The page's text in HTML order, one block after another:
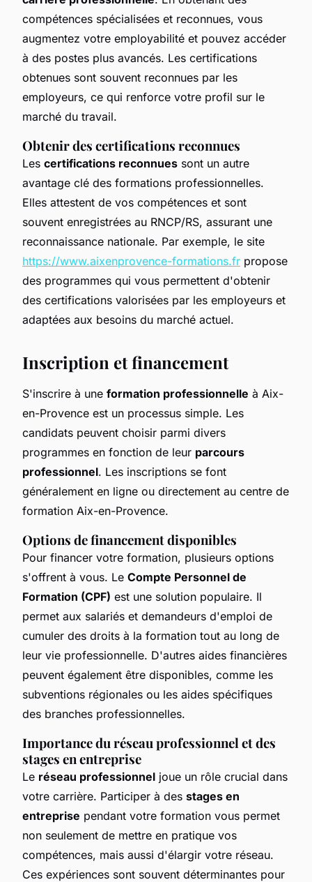
compétences spécialisées et reconnues, vous
augmentez votre employabilité et pouvez accéder
à des postes plus avancés. Les certifications
obtenues sont souvent reconnues par les
employeurs, ce qui renforce votre profil sur le
marché du travail.
Obtenir des certifications reconnues
Les certifications reconnues sont un autre
avantage clé des formations professionnelles.
Elles attestent de vos compétences et sont
souvent enregistrées au RNCP/RS, assurant une
reconnaissance nationale. Par exemple, le site
https://www.aixenprovence-formations.fr propose
des programmes qui vous permettent d'obtenir
des certifications valorisées par les employeurs et
adaptées aux besoins du marché actuel.
Inscription et financement
S'inscrire à une formation professionnelle à Aix-
en-Provence est un processus simple. Les
candidats peuvent choisir parmi divers
programmes en fonction de leur parcours
professionnel. Les inscriptions se font
généralement en ligne ou directement au centre de
formation Aix-en-Provence.
Options de financement disponibles
Pour financer votre formation, plusieurs options
s'offrent à vous. Le Compte Personnel de
Formation (CPF) est une solution populaire. Il
permet aux salariés et demandeurs d'emploi de
cumuler des droits à la formation tout au long de
leur vie professionnelle. D'autres aides financières
peuvent également être disponibles, comme les
subventions régionales ou les aides spécifiques
des branches professionnelles.
Importance du réseau professionnel et des
stages en entreprise
Le réseau professionnel joue un rôle crucial dans
votre carrière. Participer à des stages en
entreprise pendant votre formation vous permet
non seulement de mettre en pratique vos
compétences, mais aussi d'élargir votre réseau.
Ces expériences sont souvent déterminantes pour